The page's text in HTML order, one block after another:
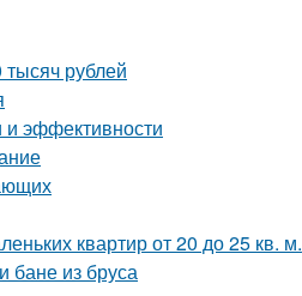
рублей
и эффективности
квартир от 20 до 25 кв. м.
бане из бруса